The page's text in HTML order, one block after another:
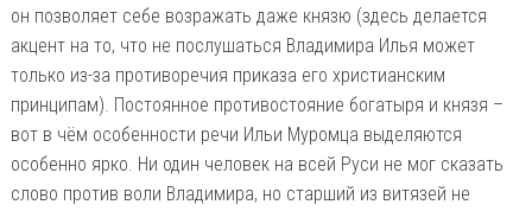
он позволяет себе возражать даже князю (здесь делается
акцент на то, что не послушаться Владимира Илья может
только из-за противоречия приказа его христианским
принципам). Постоянное противостояние богатыря и князя –
вот в чём особенности речи Ильи Муромца выделяются
особенно ярко. Ни один человек на всей Руси не мог сказать
слово против воли Владимира, но старший из витязей не